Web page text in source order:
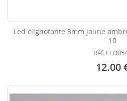
Led clignotante 3mm jaune
10
Réf.
12.00